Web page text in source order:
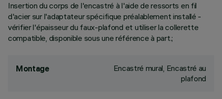
Insertion du corps de l'encastré à l'aide de ressorts en fil
d'acier sur l'adaptateur spécifique préalablement installé -
vérifier l'épaisseur du faux-plafond et utiliser la collerette
compatible, disponible sous une référence à part.;
Montage
Encastré mural, Encastré au
plafond